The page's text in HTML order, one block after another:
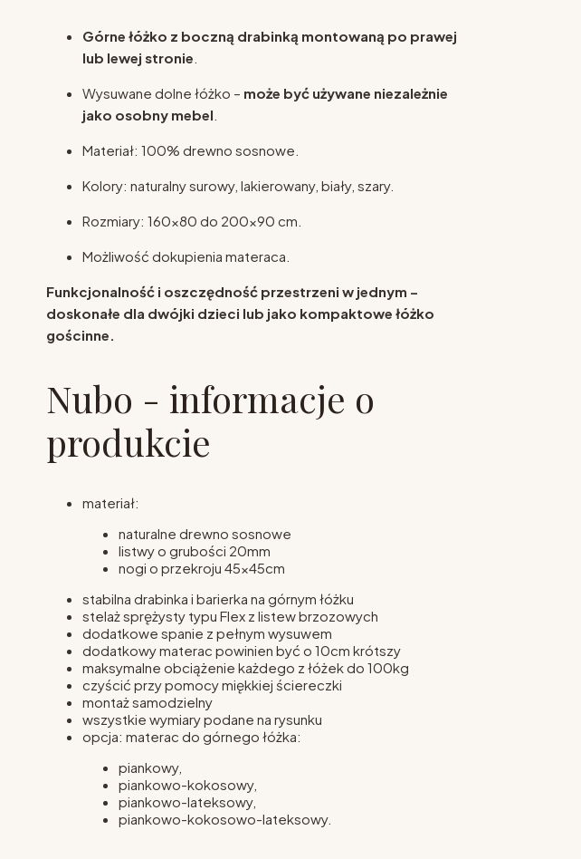
Górne łóżko z boczną drabinką montowaną po prawej
lub lewej stronie
Wysuwane dolne łóżko – może być używane niezależnie
jako osobny mebel
Materiał: 100% drewno sosnowe.
Kolory: naturalny surowy, lakierowany, biały, szary.
Rozmiary: 160x80 do 200x90 cm.
Możliwość dokupienia materaca.
Funkcjonalność i oszczędność przestrzeni w jednym –
doskonałe dla dwójki dzieci lub jako kompaktowe łóżko
gościnne.
Nubo - informacje o
produkcie
materiał:
naturalne drewno sosnowe
listwy o grubości 20mm
nogi o przekroju 45x45cm
stabilna drabinka i barierka na górnym łóżku
stelaż sprężysty typu Flex z listew brzozowych
dodatkowe spanie z pełnym wysuwem
dodatkowy materac powinien być o 10cm krótszy
maksymalne obciążenie każdego z łóżek do 100kg
czyścić przy pomocy miękkiej ściereczki
montaż samodzielny
wszystkie wymiary podane na rysunku
opcja: materac do górnego łóżka:
piankowy,
piankowo-kokosowy,
piankowo-lateksowy,
piankowo-kokosowo-lateksowy.